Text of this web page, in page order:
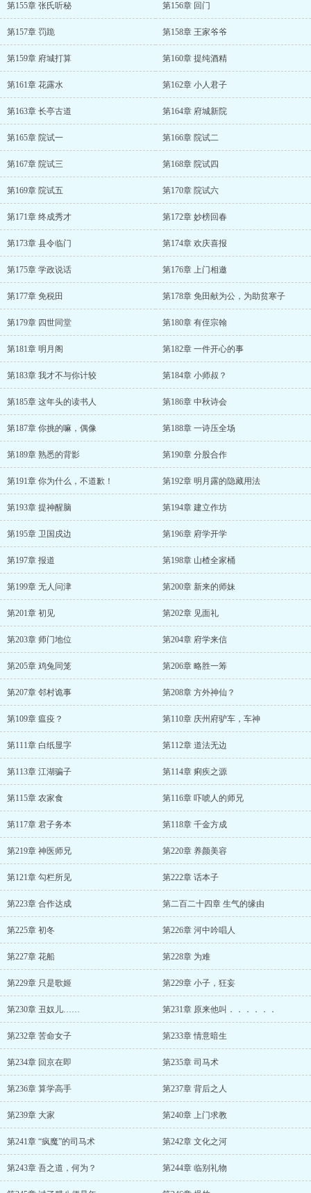
第155章 张氏听秘 第156章 回门
第157章 罚跪 第158章 王家爷爷
第159章 府城打算 第160章 提纯酒精
第161章 花露水 第162章 小人君子
第163章 长亭古道 第164章 府城新院
第165章 院试一 第166章 院试二
第167章 院试三 第168章 院试四
第169章 院试五 第170章 院试六
第171章 终成秀才 第172章 妙榜回春
第173章 县令临门 第174章 欢庆喜报
第175章 学政说话 第176章 上门相邀
第177章 免税田 第178章 免田献为公，为助贫寒子
第179章 四世同堂 第180章 有侄宗翰
第181章 明月阁 第182章 一件开心的事
第183章 我才不与你计较 第184章 小师叔？
第185章 这年头的读书人 第186章 中秋诗会
第187章 你挑的嘛，偶像 第188章 一诗压全场
第189章 熟悉的背影 第190章 分股合作
第191章 你为什么，不道歉！ 第192章 明月露的隐藏用法
第193章 提神醒脑 第194章 建立作坊
第195章 卫国戍边 第196章 府学开学
第197章 报道 第198章 山楂全家桶
第199章 无人问津 第200章 新来的师妹
第201章 初见 第202章 见面礼
第203章 师门地位 第204章 府学来信
第205章 鸡兔同笼 第206章 略胜一筹
第207章 邻村诡事 第208章 方外神仙？
第109章 瘟疫？ 第110章 庆州府驴车，车神
第111章 白纸显字 第112章 道法无边
第113章 江湖骗子 第114章 痢疾之源
第115章 农家食 第116章 吓唬人的师兄
第117章 君子务本 第118章 千金方成
第219章 神医师兄 第220章 养颜美容
第121章 勾栏所见 第222章 话本子
第223章 合作达成 第二百二十四章 生气的缘由
第225章 初冬 第226章 河中吟唱人
第227章 花船 第228章 为难
第229章 只是歌姬 第229章 小子，狂妄
第230章 丑奴儿…… 第231章 原来他叫．．．．．．
第232章 苦命女子 第233章 情意暗生
第234章 回京在即 第235章 司马术
第236章 算学高手 第237章 背后之人
第239章 大家 第240章 上门求教
第241章 “疯魔”的司马术 第242章 文化之河
第243章 吾之道，何为？ 第244章 临别礼物